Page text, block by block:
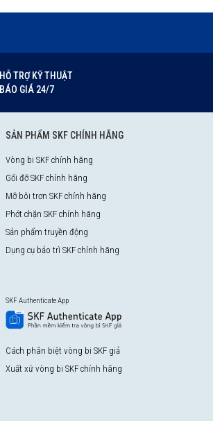
HỖ TRỢ KỸ THUẬT
BÁO GIÁ 24/7
SẢN PHẨM SKF CHÍNH HÃNG
Vòng bi SKF chính hãng
Gối đỡ SKF chính hãng
Mỡ bôi trơn SKF chính hãng
Phớt chặn SKF chính hãng
Sản phẩm truyền động
Dụng cụ bảo trì SKF chính hãng
SKF Authenticate App
Cách phân biệt vòng bi SKF giả
Xuất xứ vòng bi SKF chính hãng